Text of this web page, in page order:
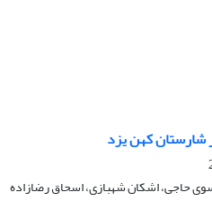
شارستان کهن یزد
حاجی، اشکان شهبازی، اسحاق رضازاده